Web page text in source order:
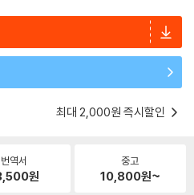
최대 2,000원 즉시할인
번역서
원
중고
10,800원~